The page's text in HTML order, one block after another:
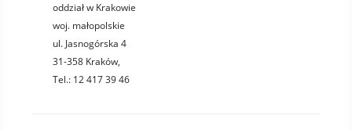
oddział w Krakowie
woj. małopolskie
ul. Jasnogórska 4
31-358 Kraków,
Tel.: 12 417 39 46